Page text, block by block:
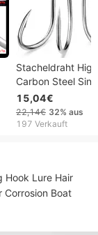
Stacheldraht High
Carbon Steel
Sea Slow Jigging
Hook
Loch und
15,04€
22,14€ 32% aus
197 Verkauft
Hook Lure Hair
Corrosion Boat